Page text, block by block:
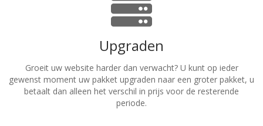
Upgraden
Groeit uw website harder dan verwacht? U kunt op ieder
gewenst moment uw pakket upgraden naar een groter pakket, u
betaalt dan alleen het verschil in prijs voor de resterende
periode.